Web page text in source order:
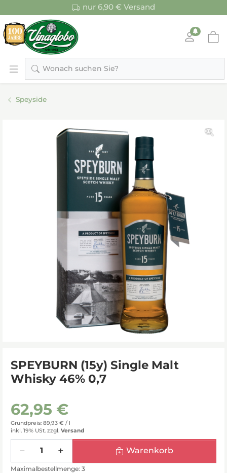
nur 6,90 € Versand
Wonach suchen Sie?
Speyside
SPEYBURN (15y) Single Malt
Whisky 46% 0,7
62,95 €
Grundpreis: 89,93 € / l
inkl. 19% USt. zzgl. Versand
Warenkorb
Maximalbestellmenge: 3